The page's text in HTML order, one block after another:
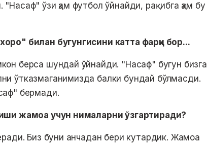
ўзи ҳам футбол ўйнайди, рақибга ҳам бу
билан бугунгисини катта фарқи бор...
берса шундай ўйнайди. "Насаф" бугун бизга
ўтказмаганимизда балки бундай бўлмасди.
бермади.
жамоа учун нималарни ўзгартиради?
Биз буни анчадан бери кутардик. Жамоа